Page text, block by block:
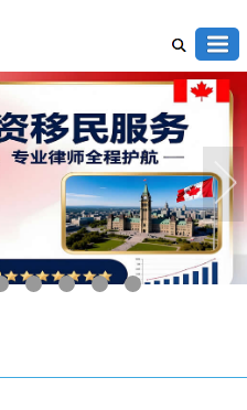
7 8 9